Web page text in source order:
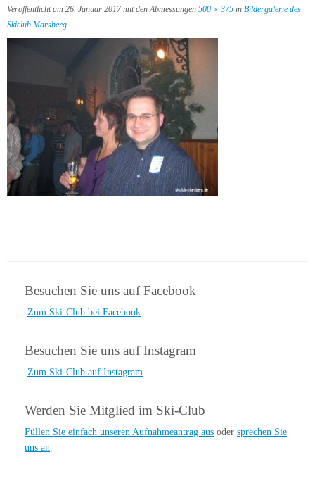
Veröffentlicht am 26. Januar 2017mit den Abmessungen 500 × 375 in Bildergalerie des
Skiclub Marsberg.
Besuchen Sie uns auf Facebook
Zum Ski-Club bei Facebook
Besuchen Sie uns auf Instagram
Zum Ski-Club auf Instagram
Werden Sie Mitglied im Ski-Club
Füllen Sie einfach unseren Aufnahmeantrag aus oder sprechen Sie
uns an.